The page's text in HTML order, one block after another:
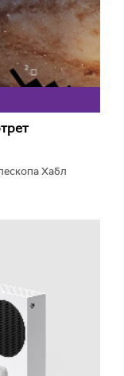
Хабл